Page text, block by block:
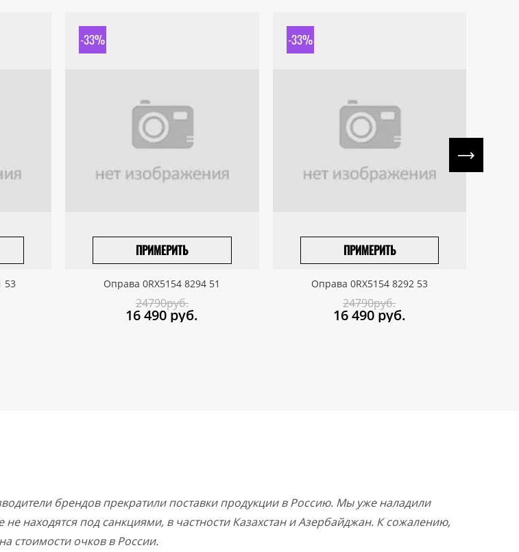
53
-33%
ПРИМЕРИТЬ
ПРИВЕЗТИ ПОД ЗАКАЗ
Оправа 0RX5154 8294 51
24790руб.
16 490 руб.
-33%
ПРИМЕРИТЬ
ПРИВЕЗТИ ПОД ЗАКАЗ
Оправа 0RX5154 8292 53
24790руб.
16 490 руб.
брендов прекратили поставки продукции в Россию. Мы уже наладили
находятся под санкциями, в частности Казахстан и Азербайджан. К сожалению,
стоимости очков в России.